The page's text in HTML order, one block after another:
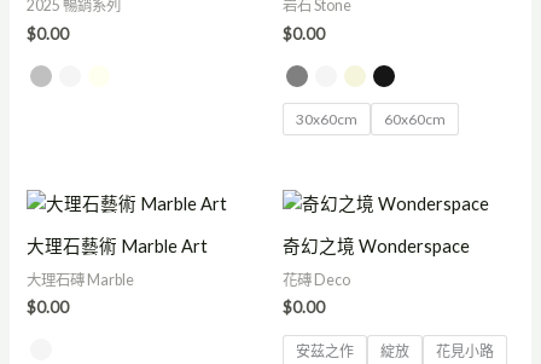
2025 暢銷系列
$0.00
岩石 Stone
$0.00
30x60cm 60x60cm
大理石藝術 Marble Art
大理石磚 Marble
$0.00
奇幻之境 Wonderspace
花磚 Deco
$0.00
安茲之作 綻放 花見小路